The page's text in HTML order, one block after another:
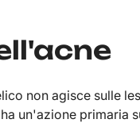
non agisce sulle
un'azione primaria